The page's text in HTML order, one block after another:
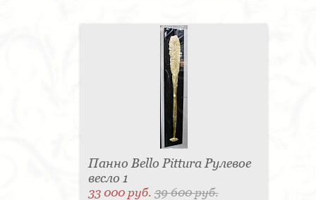
Панно Bello Pittura Рулевое
весло 1
33 000 руб.39 600 руб.